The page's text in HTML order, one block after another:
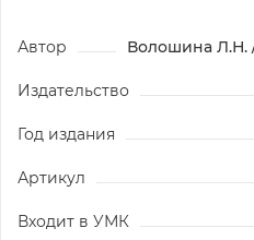
Автор Волошина Л.Н.
Издательство
Год издания
Артикул
Входит в УМК